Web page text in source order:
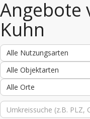
Angebote
Kuhn
Alle Nutzungsarten
Alle Objektarten
Alle Orte